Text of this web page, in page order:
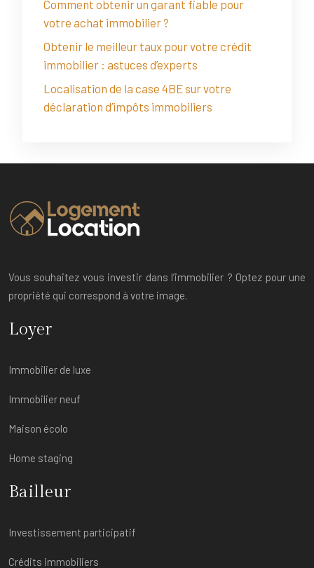
Comment obtenir un garant fiable pour
votre achat immobilier ?
Obtenir le meilleur taux pour votre crédit
immobilier : astuces d’experts
Localisation de la case 4BE sur votre
déclaration d’impôts immobiliers
Vous souhaitez vous investir dans l’immobilier ? Optez pour une
propriété qui correspond à votre image.
Loyer
Immobilier de luxe
Immobilier neuf
Maison écolo
Home staging
Bailleur
Investissement participatif
Crédits immobiliers